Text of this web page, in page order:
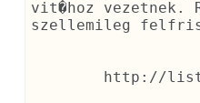
vit�hoz vezetnek.
szellemileg